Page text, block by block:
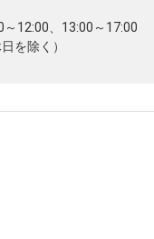
～12:00、13:00～17:00
を除く）